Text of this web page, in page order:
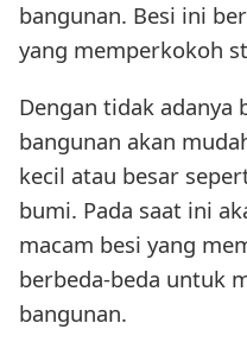
bangunan. Besi ini
yang memperkokoh
Dengan tidak adanya
bangunan akan
kecil atau besar
bumi. Pada saat ini
macam besi yang
berbeda-beda untuk
bangunan.